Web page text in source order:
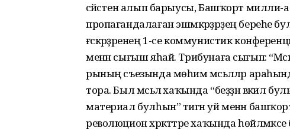
сәйәсәтен алып барыусы, Башҡорт милли-
пропагандалаған эшмәкәр­ҙәрҙең береһе
ғәскәрҙәренең 1-се коммунистик
менән сығыш яһай. Трибунаға сығып:
рының съезында мөһим мәсьә­ләләр
тора. Был мәсьәлә хаҡында “беҙҙән вәкил
материал булһын” тигән уй менән
революцион хәрәкәттәре хаҡында